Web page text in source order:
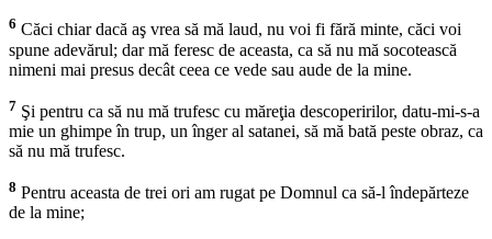
6 Căci chiar dacă aş vrea să mă laud, nu voi fi fără minte, căci voi
spune adevărul; dar mă feresc de aceasta, ca să nu mă socotească
nimeni mai presus decât ceea ce vede sau aude de la mine.
7 Şi pentru ca să nu mă trufesc cu măreţia descoperirilor, datu-mi-s-a
mie un ghimpe în trup, un înger al satanei, să mă bată peste obraz, ca
să nu mă trufesc.
8 Pentru aceasta de trei ori am rugat pe Domnul ca să-l îndepărteze
de la mine;